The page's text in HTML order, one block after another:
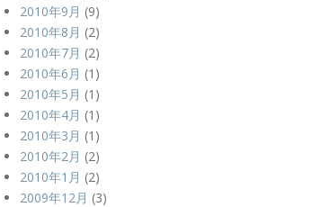
2010年9月 (9)
2010年8月 (2)
2010年7月 (2)
2010年6月 (1)
2010年5月 (1)
2010年4月 (1)
2010年3月 (1)
2010年2月 (2)
2010年1月 (2)
2009年12月 (3)